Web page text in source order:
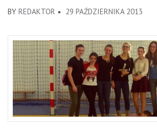
BY REDAKTOR 29 PAŹDZIERNIKA 2013